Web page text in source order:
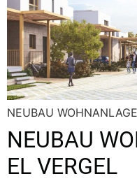
NEUBAU
NEUBAU
EL VERGEL